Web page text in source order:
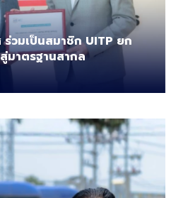
วมเป็นสมาชิก UITP ยก
มาตรฐานสากล